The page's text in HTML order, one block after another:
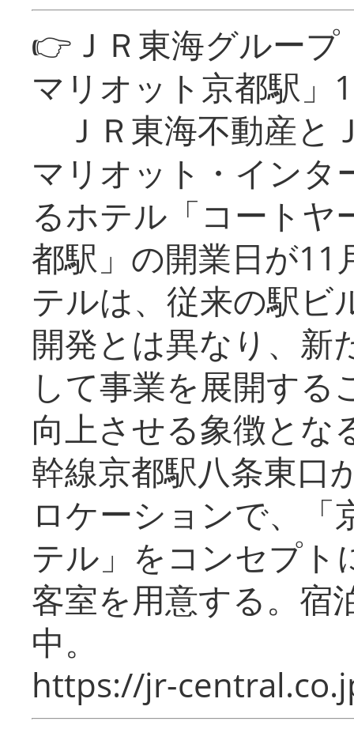
👉ＪＲ東海グルー
マリオット京都駅」
ＪＲ東海不動産と
マリオット・インタ
るホテル「コートヤ
都駅」の開業日が11
テルは、従来の駅ビ
開発とは異なり、新
して事業を展開する
向上させる象徴とな
幹線京都駅八条東口
ロケーションで、「
テル」をコンセプト
客室を用意する。宿
中。
https://jr-